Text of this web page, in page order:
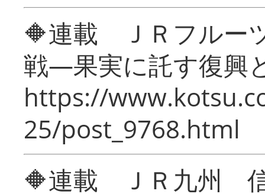
🔶連載 ＪＲフルー
戦―果実に託す復興
https://
25/post_9768.html
🔶連載 ＪＲ九州 信